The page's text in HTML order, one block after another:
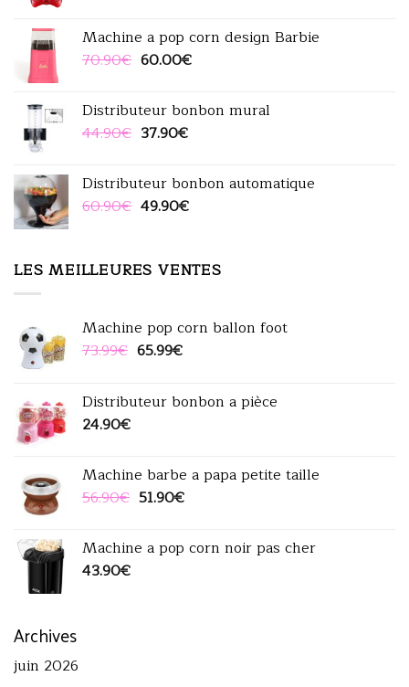
était :
80.00€.
est :
72.00€.
Machine a pop corn design Barbie
70.90€ Le
était :
70.90€.
60.00€Le
est :
Distributeur bonbon mural
44.90€ Le
était :
44.90€.
37.90€Le
est :
37.90€.
Distributeur bonbon automatique
60.90€ Le
était :
60.90€.
49.90€Le
est :
49.90€.
LES MEILLEURES VENTES
Machine pop corn ballon foot
73.99€ Le
était :
65.99€Le
est :
Distributeur bonbon a pièce
24.90€
Machine barbe a papa petite taille
56.90€ Le
était :
51.90€Le
est :
Machine a pop corn noir pas cher
43.90€
Archives
juin 2026